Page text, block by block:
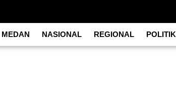
MEDAN NASIONAL REGIONAL POLITIK